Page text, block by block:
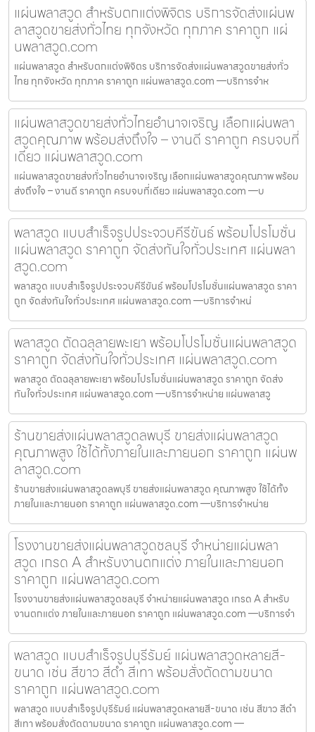
แผ่นพลาสวูด สำหรับตกแต่งพิจิตร บริการจัดส่งแผ่นพ
ลาสวูดขายส่งทั่วไทย ทุกจังหวัด ทุกภาค ราคาถูก แผ่
นพลาสวูด.com
แผ่นพลาสวูด สำหรับตกแต่งพิจิตร บริการจัดส่งแผ่นพลาสวูดขายส่งทั่ว
ไทย ทุกจังหวัด ทุกภาค ราคาถูก แผ่นพลาสวูด.com —บริการจำห
แผ่นพลาสวูดขายส่งทั่วไทยอำนาจเจริญ เลือกแผ่นพลา
สวูดคุณภาพ พร้อมส่งถึงใจ – งานดี ราคาถูก ครบจบที่
เดียว แผ่นพลาสวูด.com
แผ่นพลาสวูดขายส่งทั่วไทยอำนาจเจริญ เลือกแผ่นพลาสวูดคุณภาพ พร้อม
ส่งถึงใจ – งานดี ราคาถูก ครบจบที่เดียว แผ่นพลาสวูด.com —บ
พลาสวูด แบบสำเร็จรูปประจวบคีรีขันธ์ พร้อมโปรโมชั่น
แผ่นพลาสวูด ราคาถูก จัดส่งทันใจทั่วประเทศ แผ่นพลา
สวูด.com
พลาสวูด แบบสำเร็จรูปประจวบคีรีขันธ์ พร้อมโปรโมชั่นแผ่นพลาสวูด ราคา
ถูก จัดส่งทันใจทั่วประเทศ แผ่นพลาสวูด.com —บริการจำหน่
พลาสวูด ตัดฉลุลายพะเยา พร้อมโปรโมชั่นแผ่นพลาสวูด
ราคาถูก จัดส่งทันใจทั่วประเทศ แผ่นพลาสวูด.com
พลาสวูด ตัดฉลุลายพะเยา พร้อมโปรโมชั่นแผ่นพลาสวูด ราคาถูก จัดส่ง
ทันใจทั่วประเทศ แผ่นพลาสวูด.com —บริการจำหน่าย แผ่นพลาสวู
ร้านขายส่งแผ่นพลาสวูดลพบุรี ขายส่งแผ่นพลาสวูด
คุณภาพสูง ใช้ได้ทั้งภายในและภายนอก ราคาถูก แผ่นพ
ลาสวูด.com
ร้านขายส่งแผ่นพลาสวูดลพบุรี ขายส่งแผ่นพลาสวูด คุณภาพสูง ใช้ได้ทั้ง
ภายในและภายนอก ราคาถูก แผ่นพลาสวูด.com —บริการจำหน่าย
โรงงานขายส่งแผ่นพลาสวูดชลบุรี จำหน่ายแผ่นพลา
สวูด เกรด A สำหรับงานตกแต่ง ภายในและภายนอก
ราคาถูก แผ่นพลาสวูด.com
โรงงานขายส่งแผ่นพลาสวูดชลบุรี จำหน่ายแผ่นพลาสวูด เกรด A สำหรับ
งานตกแต่ง ภายในและภายนอก ราคาถูก แผ่นพลาสวูด.com —บริการจำ
พลาสวูด แบบสำเร็จรูปบุรีรัมย์ แผ่นพลาสวูดหลายสี-
ขนาด เช่น สีขาว สีดำ สีเทา พร้อมสั่งตัดตามขนาด
ราคาถูก แผ่นพลาสวูด.com
พลาสวูด แบบสำเร็จรูปบุรีรัมย์ แผ่นพลาสวูดหลายสี-ขนาด เช่น สีขาว สีดำ
สีเทา พร้อมสั่งตัดตามขนาด ราคาถูก แผ่นพลาสวูด.com —